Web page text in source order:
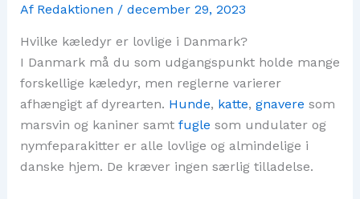
Af Redaktionen / december 29, 2023
Hvilke kæledyr er lovlige i Danmark?
I Danmark må du som udgangspunkt holde mange
forskellige kæledyr, men reglerne varierer
afhængigt af dyrearten. Hunde, katte, gnavere som
marsvin og kaniner samt fugle som undulater og
nymfeparakitter er alle lovlige og almindelige i
danske hjem. De kræver ingen særlig tilladelse.